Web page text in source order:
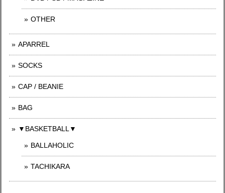
OTHER
APARREL
SOCKS
CAP / BEANIE
BAG
▼BASKETBALL▼
BALLAHOLIC
TACHIKARA